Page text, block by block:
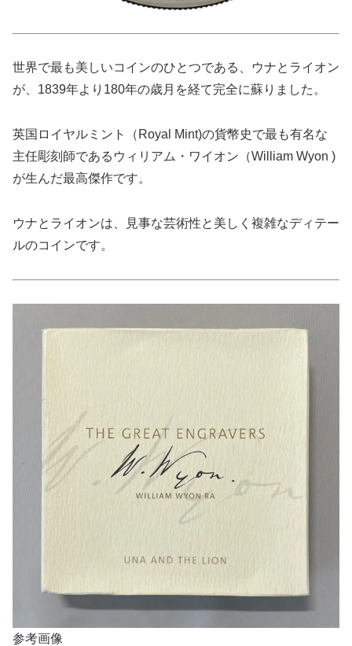
世界で最も美しいコインのひとつである、ウナとライオン
が、1839年より180年の歳月を経て完全に蘇りました。
英国ロイヤルミント（Royal Mint)の貨幣史で最も有名な
主任彫刻師であるウィリアム・ワイオン（William Wyon )
が生んだ最高傑作です。
ウナとライオンは、見事な芸術性と美しく複雑なディテー
ルのコインです。
参考画像